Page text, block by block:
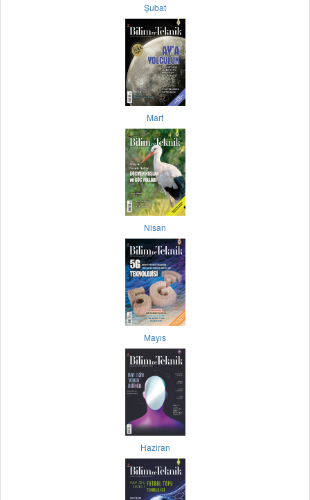
Şubat
Mart
Nisan
Mayıs
Haziran